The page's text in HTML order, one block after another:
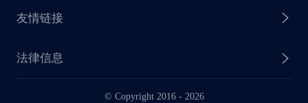
联系我们
业务动态
友情链接
法律信息
© Copyright 2016 - 2026